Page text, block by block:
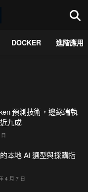
DOCKER 進階應用
預測技術，邊緣端執
九成
本地 AI 選型與採購指
4 月 7 日